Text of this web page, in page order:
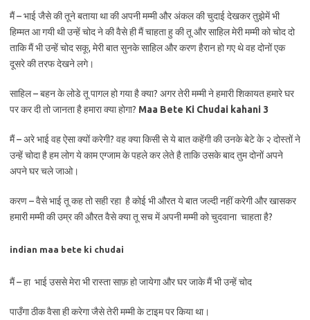
मैं – भाई जैसे की तूने बताया था की अपनी मम्मी और अंकल की चुदाई देखकर तुझेमें भी
हिम्मत आ गयी थी उन्हें चोद ने की वैसे ही मैं चाहता हु की तू और साहिल मेरी मम्मी को चोद दो
ताकि मैं भी उन्हें चोद सकू, मेरी बात सुनके साहिल और करण हैरान हो गए थे वह दोनों एक
दूसरे की तरफ देखने लगे।
साहिल – बहन के लोडे तू पागल हो गया है क्या? अगर तेरी मम्मी ने हमारी शिकायत हमारे घर
पर कर दी तो जानता है हमारा क्या होगा? Maa Bete Ki Chudai kahani 3
मैं – अरे भाई वह ऐसा क्यों करेगी? वह क्या किसी से ये बात कहेंगी की उनके बेटे के २ दोस्तों ने
उन्हें चोदा है हम लोग ये काम एग्जाम के पहले कर लेते है ताकि उसके बाद तुम दोनों अपने
अपने घर चले जाओ।
करण – वैसे भाई तू कह तो सही रहा है कोई भी औरत ये बात जल्दी नहीं करेगी और खासकर
हमारी मम्मी की उम्र की औरत वैसे क्या तू सच में अपनी मम्मी को चुदवाना चाहता है?
indian maa bete ki chudai
मैं – हा भाई उससे मेरा भी रास्ता साफ़ हो जायेगा और घर जाके मैं भी उन्हें चोद
पाउँगा ठीक वैसा ही करेगा जैसे तेरी मम्मी के टाइम पर किया था।